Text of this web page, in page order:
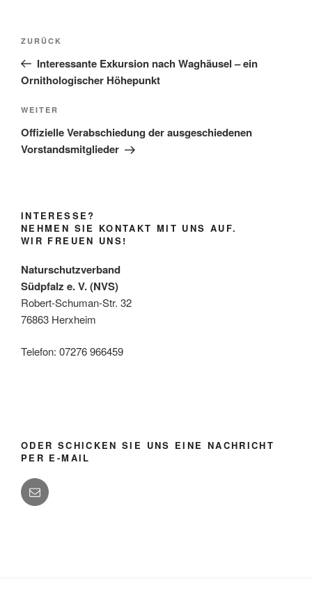
Beitragsnavigation
Vorheriger
Beitrag
ZURÜCK
Interessante Exkursion nach Waghäusel – ein
Ornithologischer Höhepunkt
Nächster
Beitrag
WEITER
Offizielle Verabschiedung der ausgeschiedenen
Vorstandsmitglieder
INTERESSE?
NEHMEN SIE KONTAKT MIT UNS AUF.
WIR FREUEN UNS!
Naturschutzverband
Südpfalz e. V. (NVS)
Robert-Schuman-Str. 32
76863 Herxheim
Telefon: 07276 966459
ODER SCHICKEN SIE UNS EINE NACHRICHT
PER E-MAIL